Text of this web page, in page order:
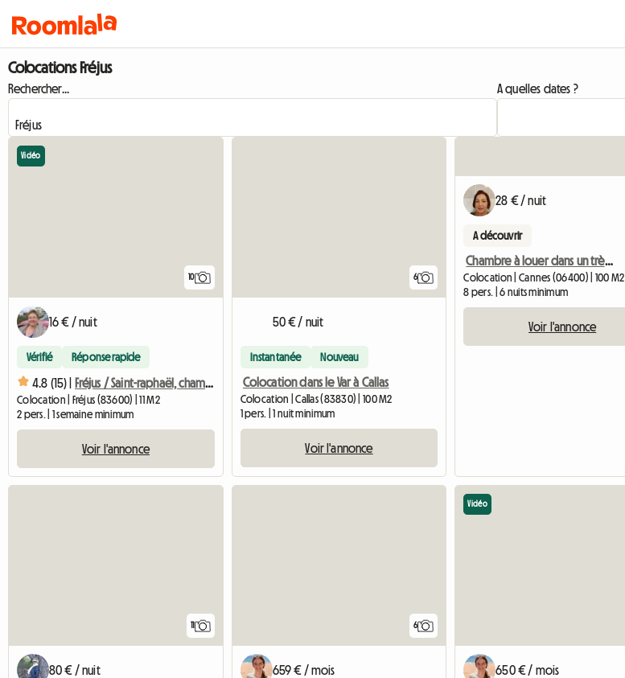
Colocations Fréjus
Rechercher... A quelles dates ?
10
Vidéo
16 € / nuit
Vérifié Réponse rapide
4.8 (15) | Fréjus / Saint-raphaël, chambre meublée
Colocation | Fréjus (83600) | 11 M2
2 pers. | 1 semaine minimum
Voir l'annonce
6
50 € / nuit
Instantanée Nouveau
Colocation dans le Var à Callas
Colocation | Callas (83830) | 100 M2
1 pers. | 1 nuit minimum
Voir l'annonce
28 € / nuit
A découvrir
Chambre à louer dans un très belle appartement situé à 5 min
Colocation | Cannes (06400) | 100 M2
8 pers. | 6 nuits minimum
Voir l'annonce
80 € / nuit
6
659 € / mois
Vidéo
650 € / mois